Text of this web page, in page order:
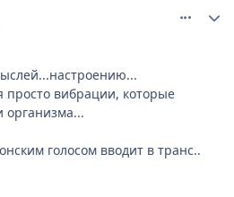
просто вибрации, которые
организма...
голосом вводит в транс..